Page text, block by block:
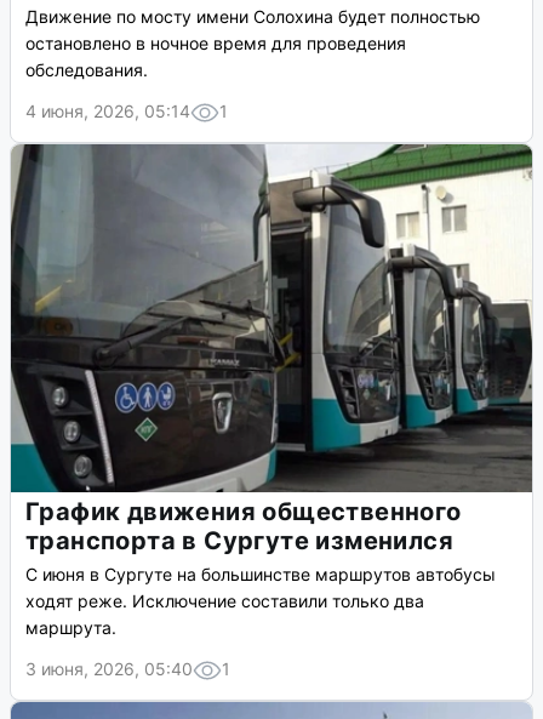
Движение по мосту имени Солохина будет полностью
остановлено в ночное время для проведения
обследования.
4 июня, 2026, 05:14
1
График движения общественного
транспорта в Сургуте изменился
С июня в Сургуте на большинстве маршрутов автобусы
ходят реже. Исключение составили только два
маршрута.
3 июня, 2026, 05:40
1